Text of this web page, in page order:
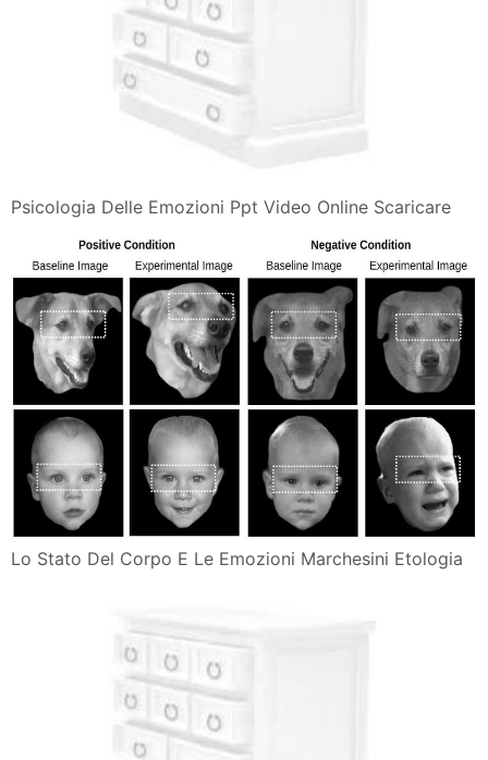
Psicologia Delle Emozioni Ppt Video Online Scaricare
Lo Stato Del Corpo E Le Emozioni Marchesini Etologia